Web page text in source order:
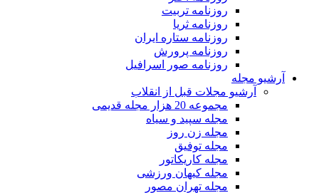
روزنامه تربیت
روزنامه ثریا
روزنامه ستاره ایران
روزنامه پرورش
روزنامه صور اسرافیل
آرشیو مجله
آرشیو مجلات قبل از انقلاب
مجموعه 20 هزار مجله قدیمی
مجله سپید و سیاه
مجله زن روز
مجله توفیق
مجله کاریکاتور
مجله کیهان ورزشی
مجله تهران مصور